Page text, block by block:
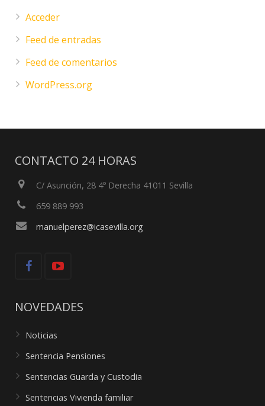
Acceder
Feed de entradas
Feed de comentarios
WordPress.org
CONTACTO 24 HORAS
C/ Asunción, 28 4º Derecha 41011 Sevilla
659 889 993
manuelperez@icasevilla.org
NOVEDADES
Noticias
Sentencia Pensiones
Sentencias Guarda y Custodia
Sentencias Vivienda familiar